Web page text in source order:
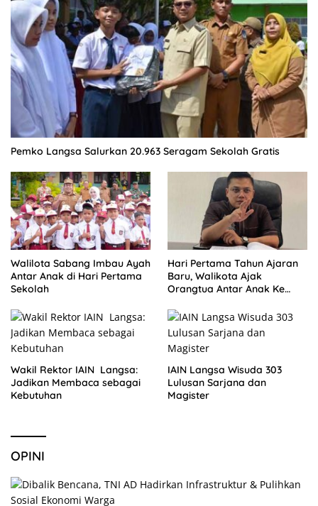
Pemko Langsa Salurkan 20.963 Seragam Sekolah Gratis
Walilota Sabang Imbau Ayah
Antar Anak di Hari Pertama
Sekolah
Hari Pertama Tahun Ajaran
Baru, Walikota Ajak
Orangtua Antar Anak Ke
Wakil Rektor IAIN Langsa:
Jadikan Membaca sebagai
Kebutuhan
IAIN Langsa Wisuda 303
Lulusan Sarjana dan
Magister
OPINI